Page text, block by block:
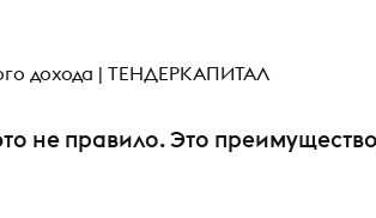
дохода | ТЕНДЕРКАПИТАЛ
не правило. Это